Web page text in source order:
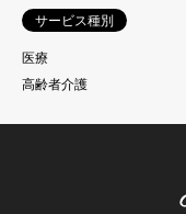
サービス種別
医療
高齢者介護